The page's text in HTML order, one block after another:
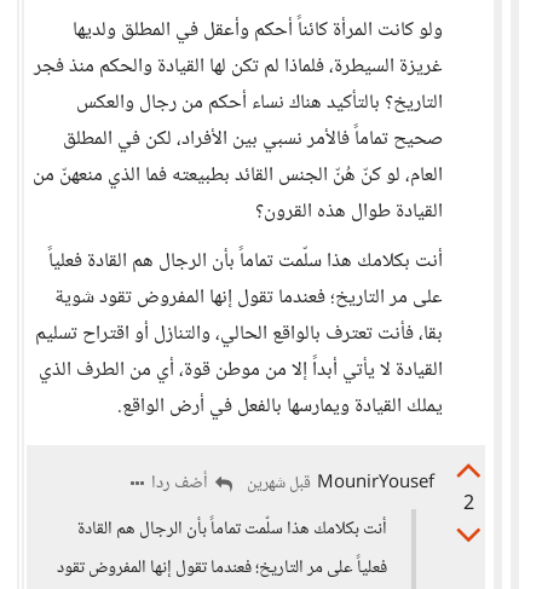
ولو كانت المرأة كائناً أحكم وأعقل في المطلق ولديها
غريزة السيطرة، فلماذا لم تكن لها القيادة والحكم منذ فجر
التاريخ؟ بالتأكيد هناك نساء أحكم من رجال والعكس
صحيح تماماً فالأمر نسبي بين الأفراد، لكن في المطلق
العام، لو كنّ هُنّ الجنس القائد بطبيعته فما الذي منعهنّ من
القيادة طوال هذه القرون؟
أنت بكلامك هذا سلّمت تماماً بأن الرجال هم القادة فعلياً
على مر التاريخ؛ فعندما تقول إنها المفروض تقود شوية
بقا، فأنت تعترف بالواقع الحالي، والتنازل أو اقتراح تسليم
القيادة لا يأتي أبداً إلا من موطن قوة، أي من الطرف الذي
يملك القيادة ويمارسها بالفعل في أرض الواقع.
2
MounirYousef قبل شهرين
أضف ردا
أنت بكلامك هذا سلّمت تماماً بأن الرجال هم القادة
فعلياً على مر التاريخ؛ فعندما تقول إنها المفروض تقود